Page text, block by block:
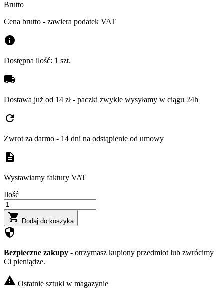
Brutto
Cena brutto - zawiera podatek VAT
info
Dostępna ilość: 1 szt.
local_shipping
Dostawa już od 14 zł - paczki zwykle wysyłamy w ciągu 24h
refresh
Zwrot za darmo - 14 dni na odstąpienie od umowy
description
Wystawiamy faktury VAT
Ilość
 Dodaj do koszyka
security
Bezpieczne zakupy - otrzymasz kupiony przedmiot lub zwrócimy
Ci pieniądze.
 Ostatnie sztuki w magazynie